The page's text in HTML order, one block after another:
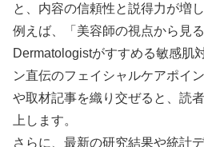
と、内容の信頼性と説得力が増し
例えば、「美容師の視点から見
Dermatologistがすすめる敏感肌
ン直伝のフェイシャルケアポイ
や取材記事を織り交ぜると、読
上します。
さらに、最新の研究結果や統計